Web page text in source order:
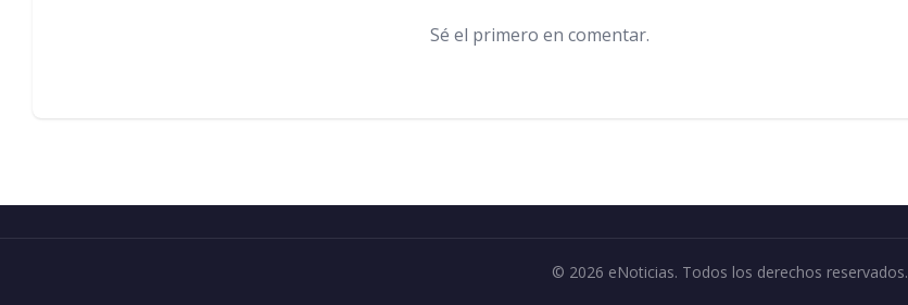
Sé el primero en comentar.
© 2026 eNoticias. Todos los derechos reservados.